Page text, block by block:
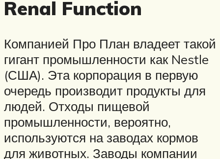
Renal Function
Компанией Про План владеет такой
гигант промышленности как Nestle
(США). Эта корпорация в первую
очередь производит продукты для
людей. Отходы пищевой
промышленности, вероятно,
используются на заводах кормов
для животных. Заводы компании